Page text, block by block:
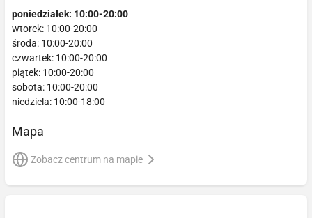
poniedziałek: 10:00-20:00
wtorek: 10:00-20:00
środa: 10:00-20:00
czwartek: 10:00-20:00
piątek: 10:00-20:00
sobota: 10:00-20:00
niedziela: 10:00-18:00
Mapa
Zobacz centrum na mapie